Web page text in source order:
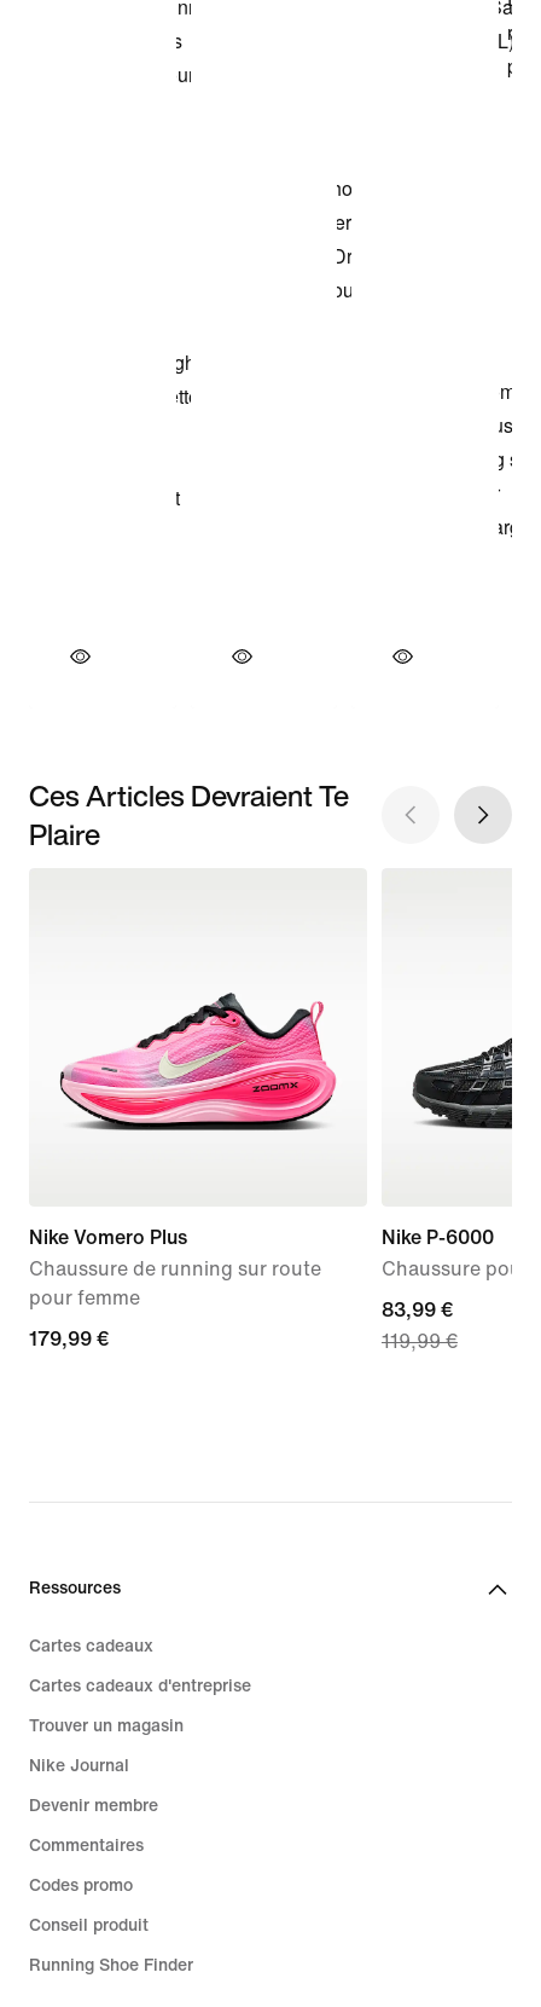
Ces Articles Devraient Te
Plaire
Nike Vomero Plus
Chaussure de running sur route
pour femme
179,99 €
179,99 €
Nike P-6000
Chaussure pour
current
price
83,99 €
119,99 €
Ressources
Cartes cadeaux
Cartes cadeaux d'entreprise
Trouver un magasin
Nike Journal
Devenir membre
Commentaires
Codes promo
Conseil produit
Running Shoe Finder